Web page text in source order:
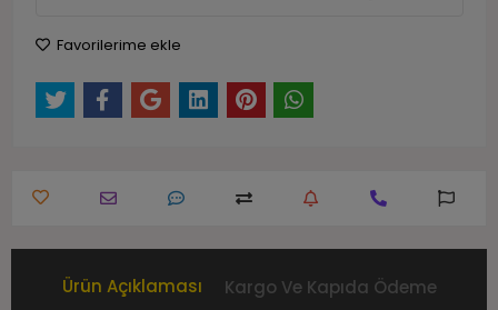
Favorilerime ekle
Ürün Açıklaması Kargo Ve Kapıda Ödeme